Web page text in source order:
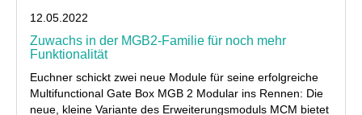
12.05.2022
Zuwachs in der MGB2-Familie für noch mehr
Funktionalität
Euchner schickt zwei neue Module für seine erfolgreiche
Multifunctional Gate Box MGB 2 Modular ins Rennen: Die
neue, kleine Variante des Erweiterungsmoduls MCM bietet